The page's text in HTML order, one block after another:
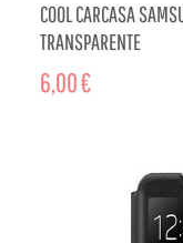
COOL CARCASA
TRANSPARENTE
6,00 €